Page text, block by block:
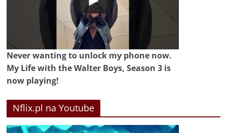
Never wanting to unlock my phone now.
My Life with the Walter Boys, Season 3 is
now playing!
Nflix.pl na Youtube